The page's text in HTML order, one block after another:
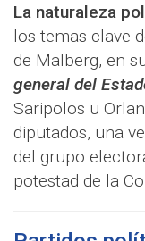
La naturaleza
los temas clave
de Malberg, en
general del
Saripolos u
diputados, una
del grupo
potestad de la